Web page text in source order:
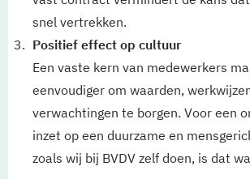
snel vertrekken.
Positief effect op cultuur
Een vaste kern van medewerkers
eenvoudiger om waarden,
verwachtingen te borgen. Voor een
inzet op een duurzame en
zoals wij bij BVDV zelf doen, is dat